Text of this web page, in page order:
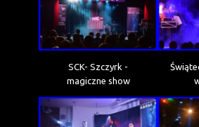
SCK- Szczyrk -
magiczne show